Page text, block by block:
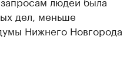
дел, меньше
Нижнего Новгорода